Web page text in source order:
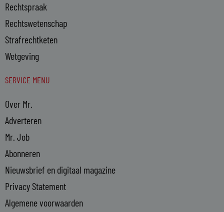
Rechtspraak
Rechtswetenschap
Strafrechtketen
Wetgeving
SERVICE MENU
Over Mr.
Adverteren
Mr. Job
Abonneren
Nieuwsbrief en digitaal magazine
Privacy Statement
Algemene voorwaarden